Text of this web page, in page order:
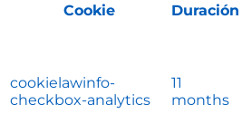
Cookie
Duración
cookielawinfo-
checkbox-analytics
11
months